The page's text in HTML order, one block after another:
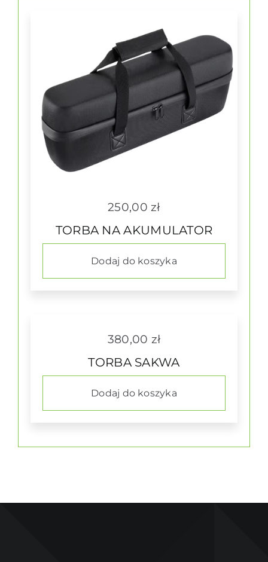
OGNIWA LI-ION
250,00zł
TORBA NA AKUMULATOR
Dodaj do koszyka
380,00 zł
TORBA SAKWA
Dodaj do koszyka